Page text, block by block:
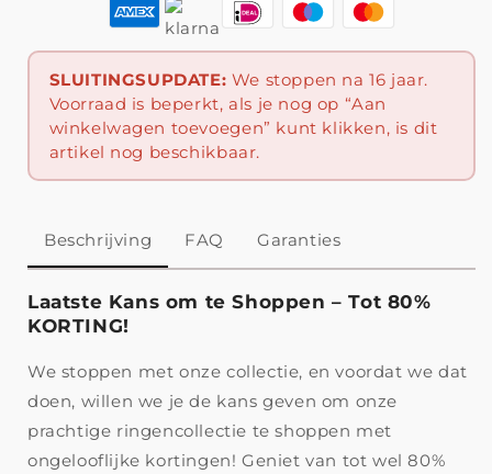
SLUITINGSUPDATE: We stoppen na 16 jaar.
Voorraad is beperkt, als je nog op “Aan
winkelwagen toevoegen” kunt klikken, is dit
artikel nog beschikbaar.
Beschrijving FAQ Garanties
Laatste Kans om te Shoppen – Tot 80%
KORTING!
We stoppen met onze collectie, en voordat we dat
doen, willen we je de kans geven om onze
prachtige ringencollectie te shoppen met
ongelooflijke kortingen! Geniet van tot wel 80%